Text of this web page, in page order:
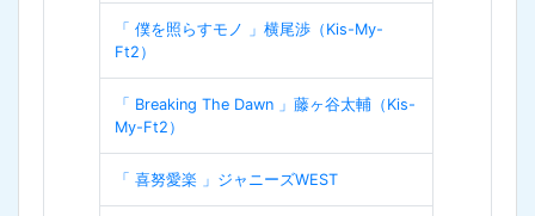
「 僕を照らすモノ 」横尾渉（Kis-My-
Ft2）
「 Breaking The Dawn 」藤ヶ谷太輔（Kis-
My-Ft2）
「 喜努愛楽 」ジャニーズWEST